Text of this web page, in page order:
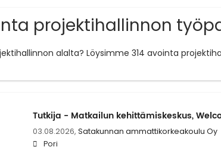
projektihallinnon
alalta? Löysimme 314 avointa
Tutkija - Matkailun kehittämiskeskus,
03.08.2026, Satakunnan ammattikorkeakoulu Oy
Pori